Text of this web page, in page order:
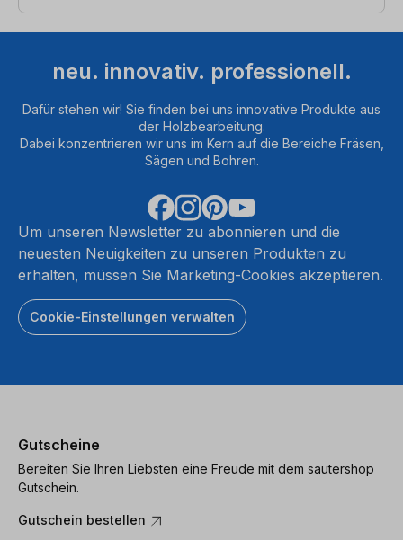
neu. innovativ. professionell.
Dafür stehen wir! Sie finden bei uns innovative Produkte aus
der Holzbearbeitung.
Dabei konzentrieren wir uns im Kern auf die Bereiche Fräsen,
Sägen und Bohren.
Um unseren Newsletter zu abonnieren und die
neuesten Neuigkeiten zu unseren Produkten zu
erhalten, müssen Sie Marketing-Cookies akzeptieren.
Cookie-Einstellungen verwalten
Gutscheine
Bereiten Sie Ihren Liebsten eine Freude mit dem sautershop
Gutschein.
Gutschein bestellen